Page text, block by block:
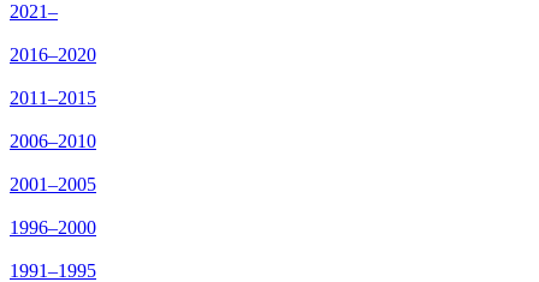
2021–
2016–2020
2011–2015
2006–2010
2001–2005
1996–2000
1991–1995